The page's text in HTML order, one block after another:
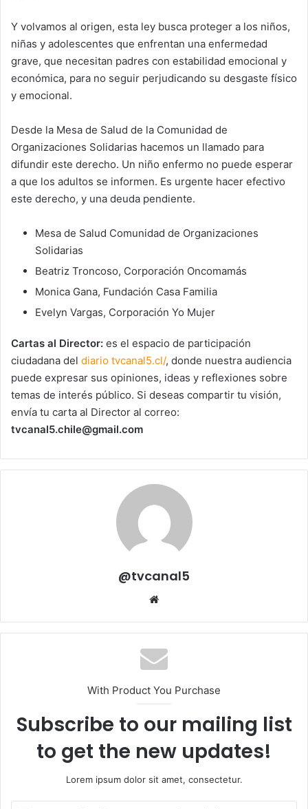
Y volvamos al origen, esta ley busca proteger a los niños,
niñas y adolescentes que enfrentan una enfermedad
grave, que necesitan padres con estabilidad emocional y
económica, para no seguir perjudicando su desgaste físico
y emocional.
Desde la Mesa de Salud de la Comunidad de
Organizaciones Solidarias hacemos un llamado para
difundir este derecho. Un niño enfermo no puede esperar
a que los adultos se informen. Es urgente hacer efectivo
este derecho, y una deuda pendiente.
Mesa de Salud Comunidad de Organizaciones
Solidarias
Beatriz Troncoso, Corporación Oncomamás
Monica Gana, Fundación Casa Familia
Evelyn Vargas, Corporación Yo Mujer
Cartas al Director: es el espacio de participación
ciudadana del diario tvcanal5.cl/, donde nuestra audiencia
puede expresar sus opiniones, ideas y reflexiones sobre
temas de interés público. Si deseas compartir tu visión,
envía tu carta al Director al correo:
tvcanal5.chile@gmail.com
@tvcanal5
With Product You Purchase
Subscribe to our mailing list
to get the new updates!
Lorem ipsum dolor sit amet, consectetur.